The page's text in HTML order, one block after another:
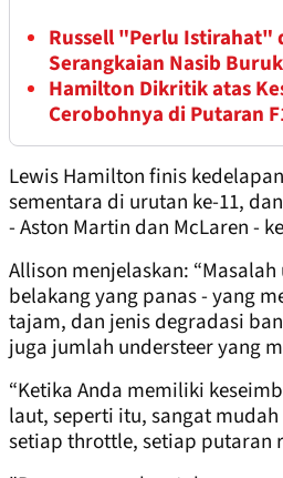
Russell "Perlu Istirahat"
Serangkaian Nasib Buruk
Hamilton Dikritik atas
Cerobohnya di Putaran
Lewis Hamilton finis
sementara di urutan ke-11,
- Aston Martin dan McLaren -
Allison menjelaskan:
belakang yang panas - yang
tajam, dan jenis degradasi
juga jumlah understeer yang
“Ketika Anda memiliki
laut, seperti itu, sangat
setiap throttle, setiap putaran